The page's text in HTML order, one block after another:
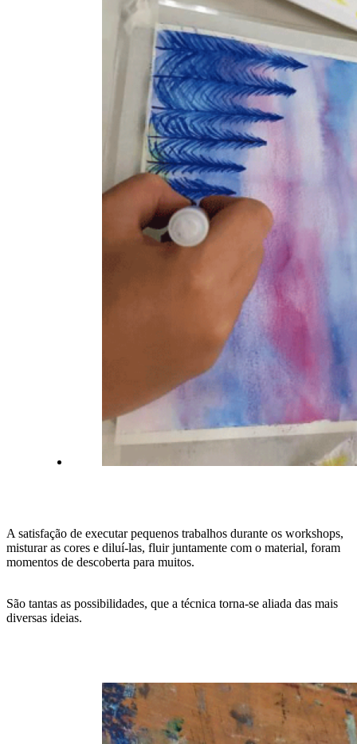
A satisfação de executar pequenos trabalhos durante os workshops,
misturar as cores e diluí-las, fluir juntamente com o material, foram
momentos de descoberta para muitos.
São tantas as possibilidades, que a técnica torna-se aliada das mais
diversas ideias.